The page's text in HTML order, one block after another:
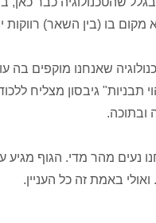
בו (בין השאר) רווקות
שאנחנו מוקפים בה
תבניות" גיבסון מצליח
ובתוכה.
נעים מהר מדי. הגוף מגיע
באמת זה כל העניין.